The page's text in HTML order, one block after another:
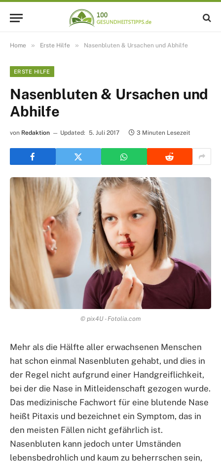
Home » Erste Hilfe » Nasenbluten & Ursachen und Abhilfe
ERSTE HILFE
Nasenbluten & Ursachen und
Abhilfe
von Redaktion Updated: 5. Juli 2017 3 Minuten Lesezeit
© pix4U - Fotolia.com
Mehr als die Hälfte aller erwachsenen Menschen
hat schon einmal Nasenbluten gehabt, und dies in
der Regel nicht aufgrund einer Handgreiflichkeit,
bei der die Nase in Mitleidenschaft gezogen wurde.
Das medizinische Fachwort für eine blutende Nase
heißt Pitaxis und bezeichnet ein Symptom, das in
den meisten Fällen nicht gefährlich ist.
Nasenbluten kann jedoch unter Umständen
lebensbedrohlich und kaum zu beherrschen sein,